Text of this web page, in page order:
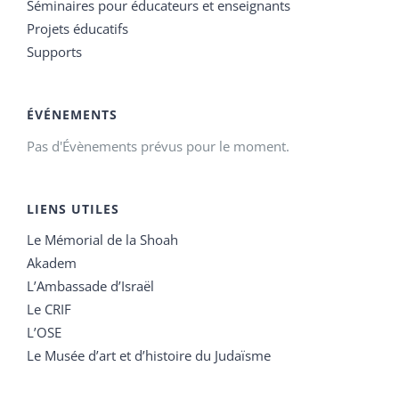
Séminaires pour éducateurs et enseignants
Projets éducatifs
Supports
ÉVÉNEMENTS
Pas d'Évènements prévus pour le moment.
LIENS UTILES
Le Mémorial de la Shoah
Akadem
L’Ambassade d’Israël
Le CRIF
L’OSE
Le Musée d’art et d’histoire du Judaïsme